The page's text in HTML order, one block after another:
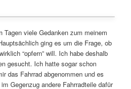
Tagen viele Gedanken zum meinem
ging es um die Frage, ob
“opfern” will. Ich habe deshalb
gesucht. Ich hatte sogar schon
das Fahrrad abgenommen und es
Gegenzug andere Fahrradteile dafür